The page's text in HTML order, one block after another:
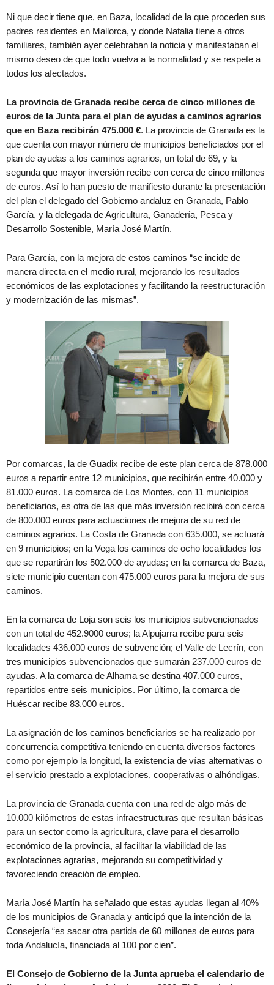
Ni que decir tiene que, en Baza, localidad de la que proceden sus
padres residentes en Mallorca, y donde Natalia tiene a otros
familiares, también ayer celebraban la noticia y manifestaban el
mismo deseo de que todo vuelva a la normalidad y se respete a
todos los afectados.
La provincia de Granada recibe cerca de cinco millones de
euros de la Junta para el plan de ayudas a caminos agrarios
que en Baza recibirán 475.000 €. La provincia de Granada es la
que cuenta con mayor número de municipios beneficiados por el
plan de ayudas a los caminos agrarios, un total de 69, y la
segunda que mayor inversión recibe con cerca de cinco millones
de euros. Así lo han puesto de manifiesto durante la presentación
del plan el delegado del Gobierno andaluz en Granada, Pablo
García, y la delegada de Agricultura, Ganadería, Pesca y
Desarrollo Sostenible, María José Martín.
Para García, con la mejora de estos caminos “se incide de
manera directa en el medio rural, mejorando los resultados
económicos de las explotaciones y facilitando la reestructuración
y modernización de las mismas”.
Por comarcas, la de Guadix recibe de este plan cerca de 878.000
euros a repartir entre 12 municipios, que recibirán entre 40.000 y
81.000 euros. La comarca de Los Montes, con 11 municipios
beneficiarios, es otra de las que más inversión recibirá con cerca
de 800.000 euros para actuaciones de mejora de su red de
caminos agrarios. La Costa de Granada con 635.000, se actuará
en 9 municipios; en la Vega los caminos de ocho localidades los
que se repartirán los 502.000 de ayudas; en la comarca de Baza,
siete municipio cuentan con 475.000 euros para la mejora de sus
caminos.
En la comarca de Loja son seis los municipios subvencionados
con un total de 452.9000 euros; la Alpujarra recibe para seis
localidades 436.000 euros de subvención; el Valle de Lecrín, con
tres municipios subvencionados que sumarán 237.000 euros de
ayudas. A la comarca de Alhama se destina 407.000 euros,
repartidos entre seis municipios. Por último, la comarca de
Huéscar recibe 83.000 euros.
La asignación de los caminos beneficiarios se ha realizado por
concurrencia competitiva teniendo en cuenta diversos factores
como por ejemplo la longitud, la existencia de vías alternativas o
el servicio prestado a explotaciones, cooperativas o alhóndigas.
La provincia de Granada cuenta con una red de algo más de
10.000 kilómetros de estas infraestructuras que resultan básicas
para un sector como la agricultura, clave para el desarrollo
económico de la provincia, al facilitar la viabilidad de las
explotaciones agrarias, mejorando su competitividad y
favoreciendo creación de empleo.
María José Martín ha señalado que estas ayudas llegan al 40%
de los municipios de Granada y anticipó que la intención de la
Consejería “es sacar otra partida de 60 millones de euros para
toda Andalucía, financiada al 100 por cien”.
El Consejo de Gobierno de la Junta aprueba el calendario de